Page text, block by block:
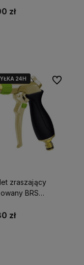
zł
24H
24H
zraszający
BRS
zł
Do